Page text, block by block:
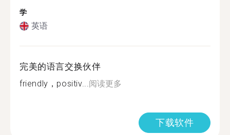
学
英语
完美的语言交换伙伴
friendly，positiv...阅读更多
下载软件